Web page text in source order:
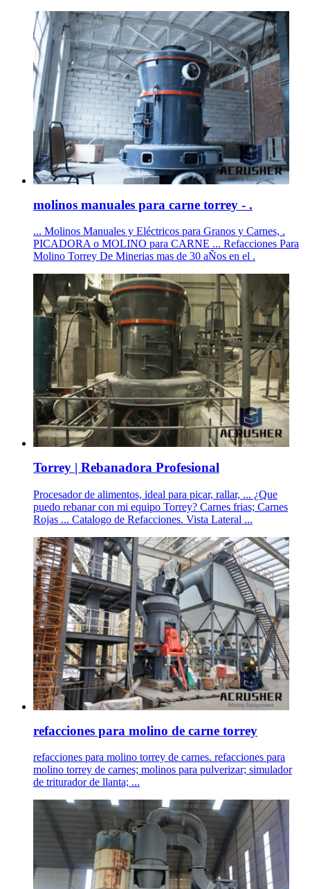
molinos manuales para carne torrey - .
... Molinos Manuales y Eléctricos para Granos y Carnes, .
PICADORA o MOLINO para CARNE ... Refacciones Para
Molino Torrey De Minerias mas de 30 aÑos en el .
Torrey | Rebanadora Profesional
Procesador de alimentos, ideal para picar, rallar, ... ¿Que
puedo rebanar con mi equipo Torrey? Carnes frias; Carnes
Rojas ... Catalogo de Refacciones. Vista Lateral ...
refacciones para molino de carne torrey
refacciones para molino torrey de carnes. refacciones para
molino torrey de carnes; molinos para pulverizar; simulador
de triturador de llanta; ...